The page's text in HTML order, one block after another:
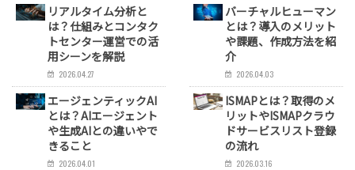
リアルタイム分析と
は？仕組みとコンタク
トセンター運営での活
用シーンを解説
2026.04.27
バーチャルヒューマン
とは？導入のメリット
や課題、作成方法を紹
介
2026.04.03
エージェンティックAI
とは？AIエージェント
や生成AIとの違いやで
きること
2026.04.01
ISMAPとは？取得のメ
リットやISMAPクラウ
ドサービスリスト登録
の流れ
2026.03.16